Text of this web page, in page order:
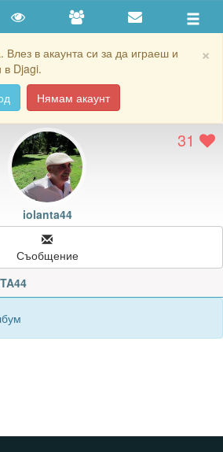
×
в акаунта си за да играеш и
в Djagi.
Нямам акаунт
31
iolanta44
Съобщение